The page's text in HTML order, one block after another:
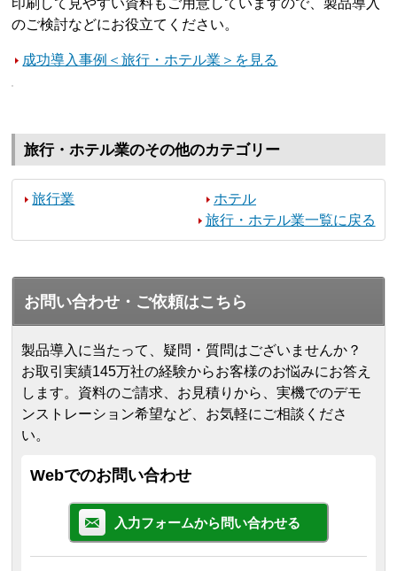
印刷して見やすい資料もご用意していますので、製品導入
のご検討などにお役立てください。
成功導入事例＜旅行・ホテル業＞を見る
旅行・ホテル業のその他のカテゴリー
旅行業
ホテル
旅行・ホテル業一覧に戻る
お問い合わせ・ご依頼はこちら
製品導入に当たって、疑問・質問はございませんか？
お取引実績145万社の経験からお客様のお悩みにお答え
します。 資料のご請求、お見積りから、実機でのデモ
ンストレーション希望など、お気軽にご相談くださ
い。
Webでのお問い合わせ
入力フォームから問い合わせる